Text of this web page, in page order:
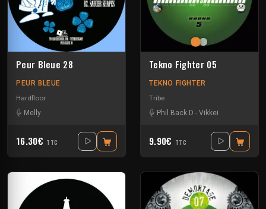
Peur Bleue 28
PEUR BLEUE
Hardfloor
Melly
16.30€ TTC
Tekno Fighter 05
TEKNO FIGHTER
Tribe
Phil Back D - Vikkei
9.90€ TTC